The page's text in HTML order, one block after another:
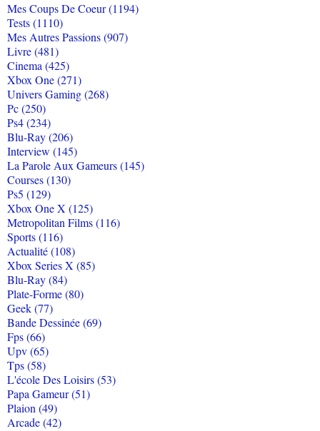
Mes Coups De Coeur (1194)
Tests (1110)
Mes Autres Passions (907)
Livre (481)
Cinema (425)
Xbox One (271)
Univers Gaming (268)
Pc (250)
Ps4 (234)
Blu-Ray (206)
Interview (145)
La Parole Aux Gameurs (145)
Courses (130)
Ps5 (129)
Xbox One X (125)
Metropolitan Films (116)
Sports (116)
Actualité (108)
Xbox Series X (85)
Blu-Ray (84)
Plate-Forme (80)
Geek (77)
Bande Dessinée (69)
Fps (66)
Upv (65)
Tps (58)
L'école Des Loisirs (53)
Papa Gameur (51)
Plaion (49)
Arcade (42)